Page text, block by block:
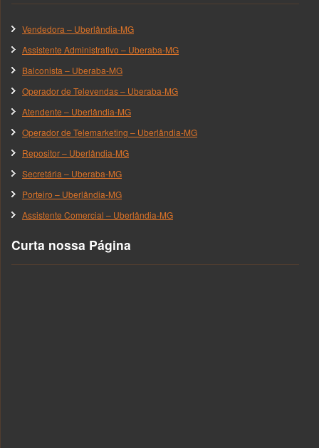
Vendedora – Uberlândia-MG
Assistente Administrativo – Uberaba-MG
Balconista – Uberaba-MG
Operador de Televendas – Uberaba-MG
Atendente – Uberlândia-MG
Operador de Telemarketing – Uberlândia-MG
Repositor – Uberlândia-MG
Secretária – Uberaba-MG
Porteiro – Uberlândia-MG
Assistente Comercial – Uberlândia-MG
Curta nossa Página